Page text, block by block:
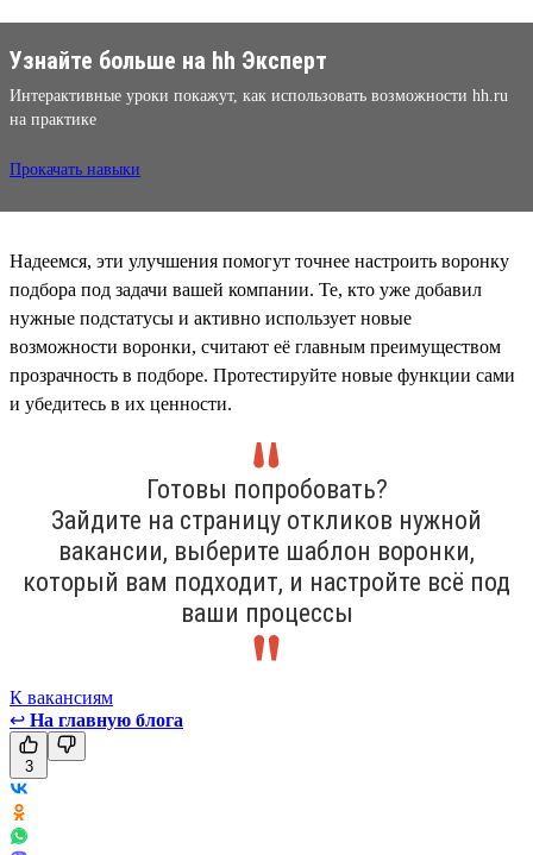
Узнайте больше на hh Эксперт
Интерактивные уроки покажут, как использовать возможности hh.ru
на практике
Прокачать навыки
Надеемся, эти улучшения помогут точнее настроить воронку
подбора под задачи вашей компании. Те, кто уже добавил
нужные подстатусы и активно использует новые
возможности воронки, считают её главным преимуществом
прозрачность в подборе. Протестируйте новые функции сами
и убедитесь в их ценности.
Готовы попробовать?
Зайдите на страницу откликов нужной
вакансии, выберите шаблон воронки,
который вам подходит, и настройте всё под
ваши процессы
К вакансиям
↩ На главную блога
3